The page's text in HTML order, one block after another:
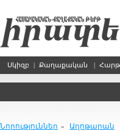
Սկիզբ | Քաղաքական |
Նորություններ » Աղոթարան